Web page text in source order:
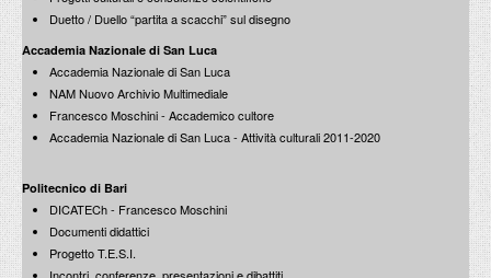
Carlo Aymonino
Progettare Roma capitale
Edizioni Laterza / 1990
Eupolis
Edizioni Mondadori / De Luca / 1988
Duetto / Duello “partita a scacchi” sul disegno
Accademia Nazionale di San Luca
Accademia Nazionale di San Luca
NAM Nuovo Archivio Multimediale
Francesco Moschini - Accademico cultore
Accademia Nazionale di San Luca - Attività culturali 2011-2020
Politecnico di Bari
DICATECh - Francesco Moschini
Documenti didattici
Progetto T.E.S.I.